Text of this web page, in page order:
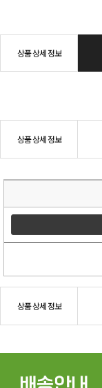
상품 상세 정보
상품 상세 정보
상품 상세 정보